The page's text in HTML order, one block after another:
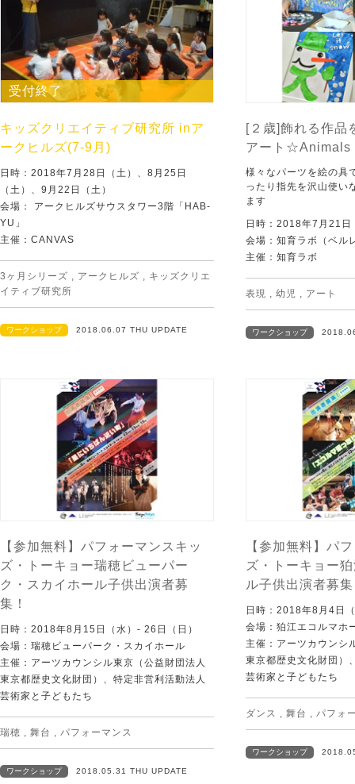
受付終了
キッズクリエイティブ研究所 inア
ークヒルズ(7‐9月)
日時：2018年7月28日（土）、8月25日
（土）、9月22日（土）
会場： アークヒルズサウスタワー3階「HAB-
YU」
主催：CANVAS
3ヶ月シリーズ , アークヒルズ , キッズクリエ
イティブ研究所
ワークショップ 2018.06.07 THU UPDATE
[２歳]飾れる作品
アート☆Animals
様々なパーツを絵の具
ったり指先を沢山使い
ます
日時：2018年7月21日
会場：知育ラボ（ベル
主催：知育ラボ
表現 , 幼児 , アート
ワークショップ
【参加無料】パフォーマンスキッ
ズ・トーキョー瑞穂ビューパー
ク・スカイホール子供出演者募
集！
日時：2018年8月15日（水）- 26日（日）
会場：瑞穂ビューパーク・スカイホール
主催：アーツカウンシル東京（公益財団法人
東京都歴史文化財団）、特定非営利活動法人
芸術家と子どもたち
瑞穂 , 舞台 , パフォーマンス
ワークショップ 2018.05.31 THU UPDATE
【参加無料】パ
ズ・トーキョー
ル子供出演者募
日時：2018年8月4日
会場：狛江エコルマホ
主催：アーツカウンシ
東京都歴史文化財団）
芸術家と子どもたち
ダンス , 舞台 , パフォ
ワークショップ